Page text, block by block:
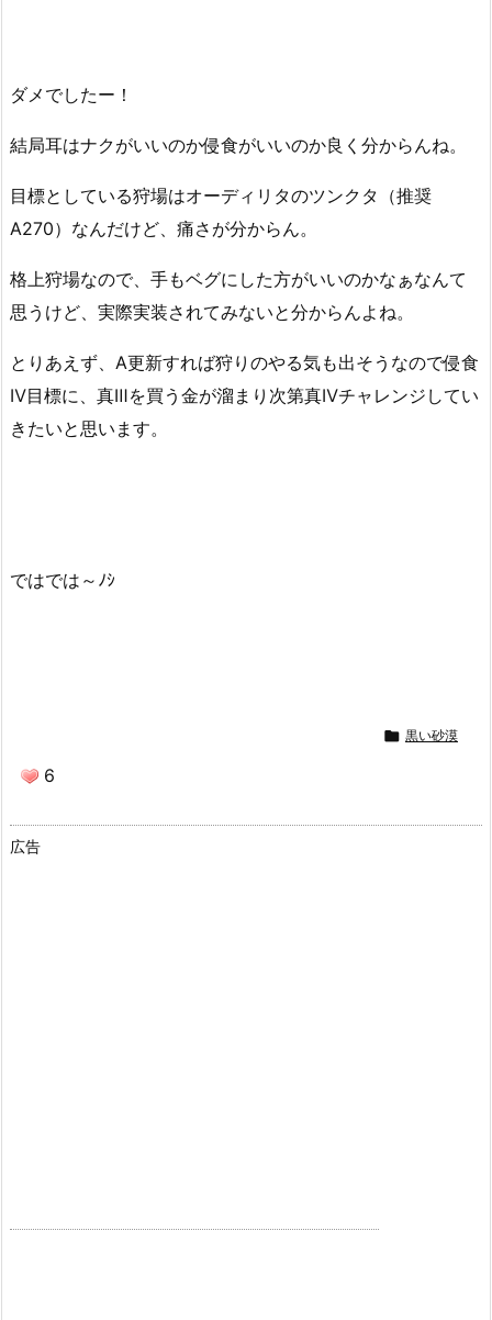
ダメでしたー！
結局耳はナクがいいのか侵食がいいのか良く分からんね。
目標としている狩場はオーディリタのツンクタ（推奨
A270）なんだけど、痛さが分からん。
格上狩場なので、手もベグにした方がいいのかなぁなんて
思うけど、実際実装されてみないと分からんよね。
とりあえず、A更新すれば狩りのやる気も出そうなので侵食
Ⅳ目標に、真Ⅲを買う金が溜まり次第真Ⅳチャレンジしてい
きたいと思います。
ではでは～ﾉｼ
 黒い砂漠
6
広告